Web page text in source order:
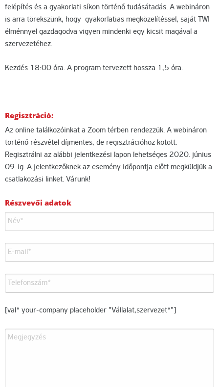
felépítés és a gyakorlati síkon történő tudásátadás. A webináron
is arra törekszünk, hogy gyakorlatias megközelítéssel, saját TWI
élménnyel gazdagodva vigyen mindenki egy kicsit magával a
szervezetéhez.
Kezdés 18:00 óra. A program tervezett hossza 1,5 óra.
Regisztráció:
Az online találkozóinkat a Zoom térben rendezzük. A webináron
történő részvétel díjmentes, de regisztrációhoz kötött.
Regisztrálni az alábbi jelentkezési lapon lehetséges 2020. június
09-ig. A jelentkezőknek az esemény időpontja előtt megküldjük a
csatlakozási linket. Várunk!
Részvevői adatok
[val* your-company placeholder "Vállalat,szervezet*"]